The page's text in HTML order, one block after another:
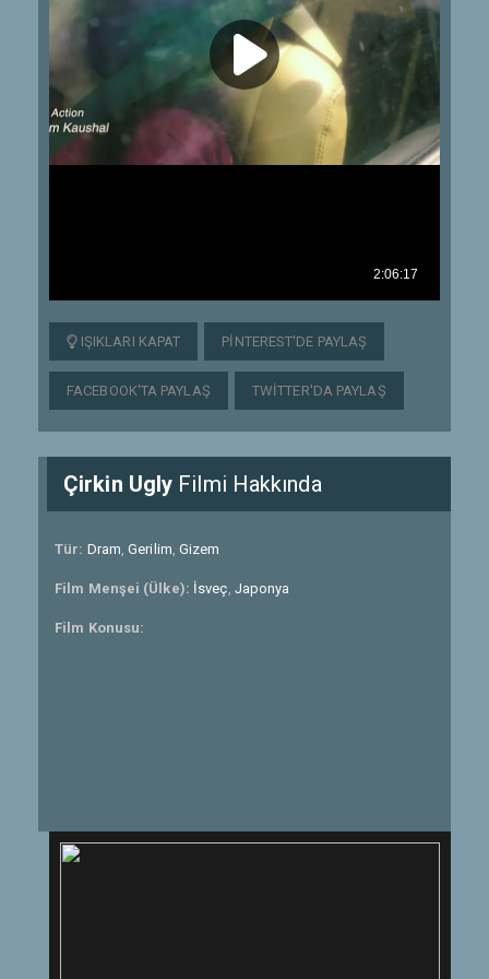
IŞIKLARI KAPAT PINTEREST'DE PAYLAŞ
FACEBOOK'TA PAYLAŞ TWITTER'DA PAYLAŞ
Çirkin Ugly Filmi Hakkında
Tür: Dram,Gerilim,Gizem
Film Menşei (Ülke): İsveç, Japonya
Film Konusu: